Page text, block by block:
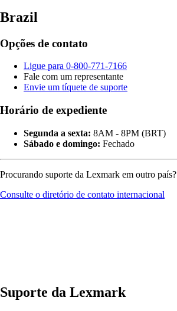
Brazil
Opções de contato
Ligue para 0-800-771-7166
Fale com um representante
Envie um tíquete de suporte
Horário de expediente
Segunda a sexta: 8AM - 8PM (BRT)
Sábado e domingo: Fechado
Procurando suporte da Lexmark em outro país?
Consulte o diretório de contato internacional
Suporte da Lexmark